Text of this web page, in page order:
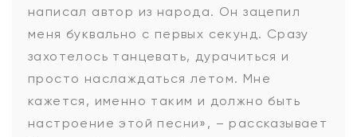
написал автор из народа. Он зацепил
меня буквально с первых секунд. Сразу
захотелось танцевать, дурачиться и
просто наслаждаться летом. Мне
кажется, именно таким и должно быть
настроение этой песни», – рассказывает